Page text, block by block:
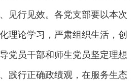
见行见效。各党支部要以本次
理论学习，严肃组织生活，创
党员干部和师生党员坚定理想
践行正确政绩观，在服务生态